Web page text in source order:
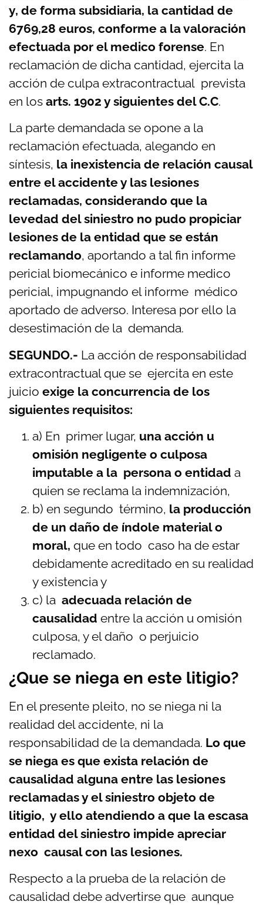
y, de forma subsidiaria, la cantidad de
6769,28 euros, conforme a la valoración
efectuada por el medico forense. En
reclamación de dicha cantidad, ejercita la
acción de culpa extracontractual prevista
en los arts. 1902 y siguientes del C.C.
La parte demandada se opone a la
reclamación efectuada, alegando en
síntesis, la inexistencia de relación causal
entre el accidente y las lesiones
reclamadas, considerando que la
levedad del siniestro no pudo propiciar
lesiones de la entidad que se están
reclamando, aportando a tal fin informe
pericial biomecánico e informe medico
pericial, impugnando el informe médico
aportado de adverso. Interesa por ello la
desestimación de la demanda.
SEGUNDO.- La acción de responsabilidad
extracontractual que se ejercita en este
juicio exige la concurrencia de los
siguientes requisitos:
a) En primer lugar, una acción u
omisión negligente o culposa
imputable a la persona o entidad a
quien se reclama la indemnización,
b) en segundo término, la producción
de un daño de índole material o
moral, que en todo caso ha de estar
debidamente acreditado en su realidad
y existencia y
c) la adecuada relación de
causalidad entre la acción u omisión
culposa, y el daño o perjuicio
reclamado.
¿Que se niega en este litigio?
En el presente pleito, no se niega ni la
realidad del accidente, ni la
responsabilidad de la demandada. Lo que
se niega es que exista relación de
causalidad alguna entre las lesiones
reclamadas y el siniestro objeto de
litigio, y ello atendiendo a que la escasa
entidad del siniestro impide apreciar
nexo causal con las lesiones.
Respecto a la prueba de la relación de
causalidad debe advertirse que aunque